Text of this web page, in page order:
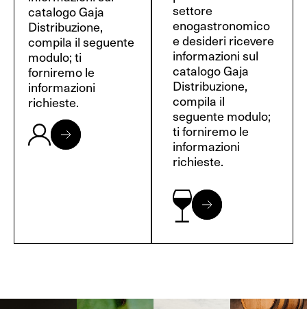
catalogo Gaja
Distribuzione,
compila il seguente
modulo; ti
forniremo le
informazioni
richieste.
settore
enogastronomico
e desideri ricevere
informazioni sul
catalogo Gaja
Distribuzione,
compila il
seguente modulo;
ti forniremo le
informazioni
richieste.